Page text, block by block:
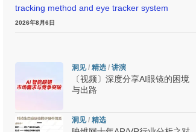
tracking method and eye tracker system
2026年8月6日
洞见/ 精选 / 讲演
〔视频〕深度分享AI眼镜的困境
与出路
洞见/ 精选